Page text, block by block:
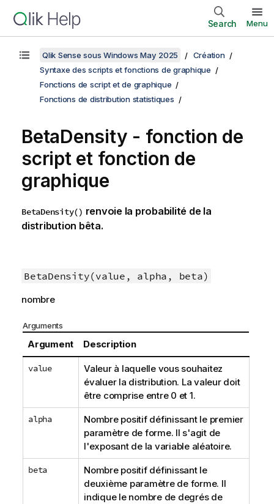
Search Menu
Qlik Sense sous Windows May 2025
Création
Syntaxe des scripts et fonctions de graphique
Fonctions de script et de graphique
Fonctions de distribution statistiques
BetaDensity - fonction de
script et fonction de
graphique
BetaDensity() renvoie la probabilité de la
distribution bêta.
BetaDensity(value, alpha, beta)
nombre
Arguments
Argument Description
value
Valeur à laquelle vous souhaitez
évaluer la distribution. La valeur doit
être comprise entre 0 et 1.
alpha
Nombre positif définissant le premier
paramètre de forme. Il s'agit de
l'exposant de la variable aléatoire.
beta
Nombre positif définissant le
deuxième paramètre de forme. Il
indique le nombre de degrés de